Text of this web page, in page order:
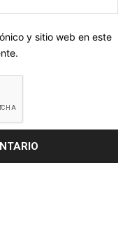
y sitio web en este